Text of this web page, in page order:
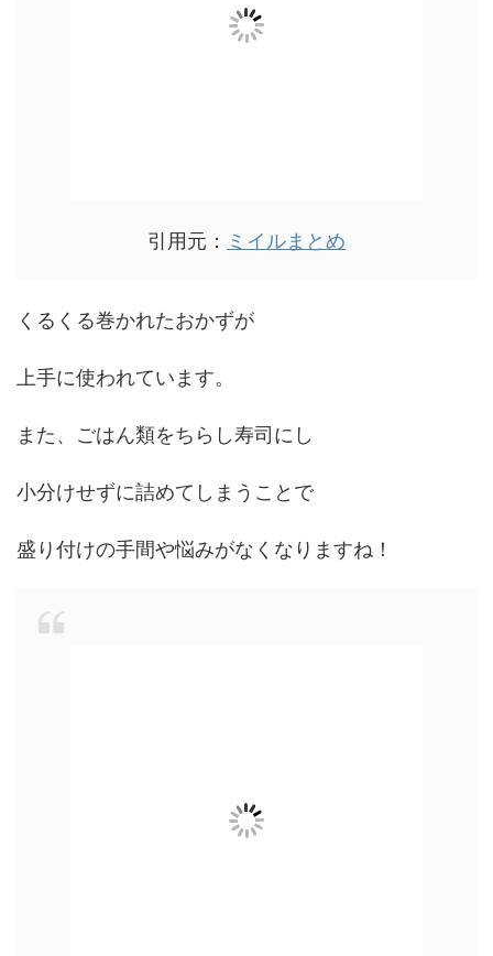
引用元： ミイルまとめ
くるくる巻かれたおかずが
上手に使われています。
また、ごはん類をちらし寿司にし
小分けせずに詰めてしまうことで
盛り付けの手間や悩みがなくなりますね！